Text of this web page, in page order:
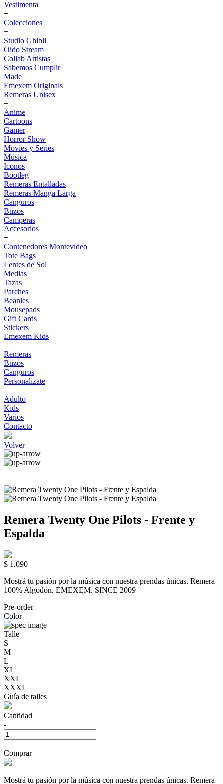
Vestimenta
+
Colecciones
+
Studio Ghibli
Oido Stream
Collab Artistas
Sabemos Cumplir
Made
Emexem Originals
Remeras Unisex
+
Anime
Cartoons
Gamer
Horror Show
Movies y Series
Música
Iconos
Bootleg
Remeras Entalladas
Remeras Manga Larga
Canguros
Buzos
Camperas
Accesorios
+
Contenedores Montevideo
Tote Bags
Lentes de Sol
Medias
Tazas
Parches
Beanies
Mousepads
Gift Cards
Stickers
Emexem Kids
+
Remeras
Buzos
Canguros
Personalizate
+
Adulto
Kids
Varios
Contacto
Volver
Remera Twenty One Pilots - Frente y
Espalda
$ 1.090
Mostrá tu pasión por la música con nuestra prendas únicas. Remera
100% Algodón. EMEXEM. SINCE 2009
Pre-order
Color
Talle
S
M
L
XL
XXL
XXXL
Guía de talles
Cantidad
-
+
Comprar
Mostrá tu pasión por la música con nuestra prendas únicas. Remera